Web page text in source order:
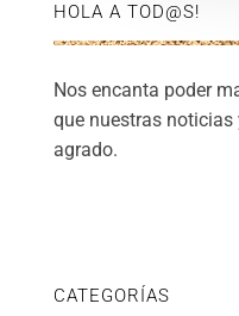
HOLA A TOD@S!
Nos encanta poder
que nuestras noticias
agrado.
CATEGORÍAS